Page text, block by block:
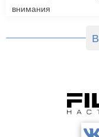
внимания